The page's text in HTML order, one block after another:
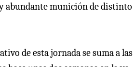
abundante munición de distinto
de esta jornada se suma a las